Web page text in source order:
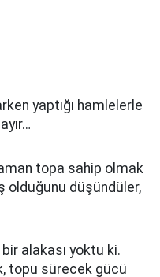
yaptığı hamlelerle
topa sahip olmak
olduğunu düşündüler,
alakası yoktu ki.
topu sürecek gücü